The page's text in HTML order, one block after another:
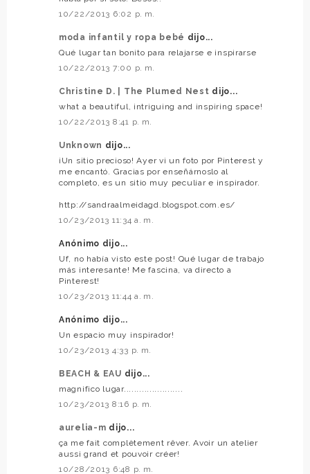
10/22/2013 6:02 p. m.
moda infantil y ropa bebé dijo...
Qué lugar tan bonito para relajarse e inspirarse
10/22/2013 7:00 p. m.
Christine D. | The Plumed Nest dijo...
what a beautiful, intriguing and inspiring space!
10/22/2013 8:41 p. m.
Unknown dijo...
¡Un sitio precioso! Ayer vi un foto por Pinterest y
me encantó. Gracias por enseñárnoslo al
completo, es un sitio muy peculiar e inspirador.
http://sandraalmeidagd.blogspot.com.es/
10/23/2013 11:34 a. m.
Anónimo dijo...
Uf, no había visto este post! Qué lugar de trabajo
más interesante! Me fascina, va directo a
Pinterest!
10/23/2013 11:44 a. m.
Anónimo dijo...
Un espacio muy inspirador!
10/23/2013 4:33 p. m.
BEACH & EAU dijo...
magnifico lugar.......................
10/23/2013 8:16 p. m.
aurelia-m dijo...
ça me fait complètement rêver. Avoir un atelier
aussi grand et pouvoir créer!
10/28/2013 6:48 p. m.